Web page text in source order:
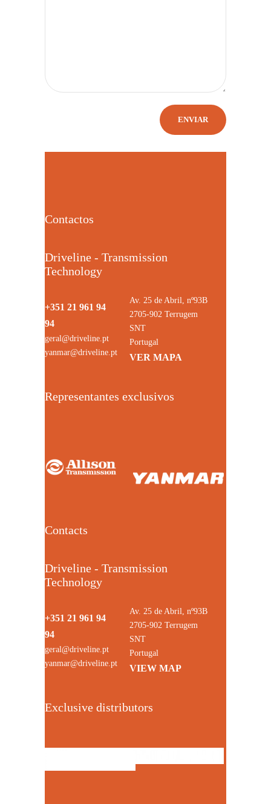
Contactos
Driveline - Transmission
Technology
+351 21 961 94
94
geral@driveline.pt
yanmar@driveline.pt
Av. 25 de Abril, nº93B
2705-902 Terrugem
SNT
Portugal
VER MAPA
Representantes exclusivos
Contacts
Driveline - Transmission
Technology
+351 21 961 94
94
geral@driveline.pt
yanmar@driveline.pt
Av. 25 de Abril, nº93B
2705-902 Terrugem
SNT
Portugal
VIEW MAP
Exclusive distributors